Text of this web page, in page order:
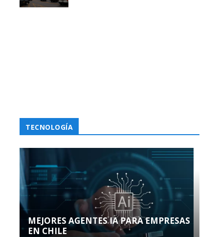
TECNOLOGÍA
MEJORES AGENTES IA PARA EMPRESAS
EN CHILE